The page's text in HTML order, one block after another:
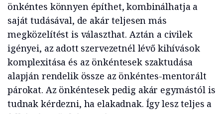
önkéntes könnyen építhet, kombinálhatja a
saját tudásával, de akár teljesen más
megközelítést is választhat. Aztán a civilek
igényei, az adott szervezetnél lévő kihívások
komplexitása és az önkéntesek szaktudása
alapján rendelik össze az önkéntes-mentorált
párokat. Az önkéntesek pedig akár egymástól is
tudnak kérdezni, ha elakadnak. Így lesz teljes a